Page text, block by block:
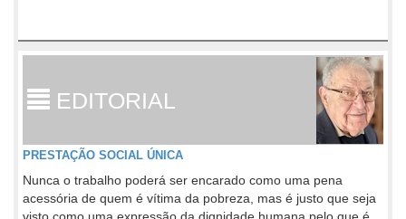
EDITORIAL
PRESTAÇÃO SOCIAL ÚNICA
Nunca o trabalho poderá ser encarado como uma pena
acessória de quem é vítima da pobreza, mas é justo que seja
visto como uma expressão da dignidade humana pelo que é